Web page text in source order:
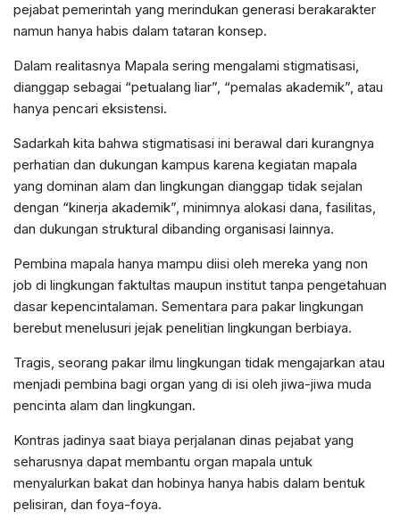
pejabat pemerintah yang merindukan generasi berakarakter
namun hanya habis dalam tataran konsep.
Dalam realitasnya Mapala sering mengalami stigmatisasi,
dianggap sebagai “petualang liar”, “pemalas akademik”, atau
hanya pencari eksistensi.
Sadarkah kita bahwa stigmatisasi ini berawal dari kurangnya
perhatian dan dukungan kampus karena kegiatan mapala
yang dominan alam dan lingkungan dianggap tidak sejalan
dengan “kinerja akademik”, minimnya alokasi dana, fasilitas,
dan dukungan struktural dibanding organisasi lainnya.
Pembina mapala hanya mampu diisi oleh mereka yang non
job di lingkungan faktultas maupun institut tanpa pengetahuan
dasar kepencintalaman. Sementara para pakar lingkungan
berebut menelusuri jejak penelitian lingkungan berbiaya.
Tragis, seorang pakar ilmu lingkungan tidak mengajarkan atau
menjadi pembina bagi organ yang di isi oleh jiwa-jiwa muda
pencinta alam dan lingkungan.
Kontras jadinya saat biaya perjalanan dinas pejabat yang
seharusnya dapat membantu organ mapala untuk
menyalurkan bakat dan hobinya hanya habis dalam bentuk
pelisiran, dan foya-foya.